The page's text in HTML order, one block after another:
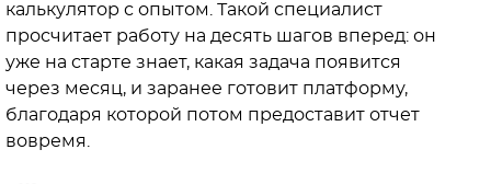
калькулятор с опытом. Такой специалист
просчитает работу на десять шагов вперед: он
уже на старте знает, какая задача появится
через месяц, и заранее готовит платформу,
благодаря которой потом предоставит отчет
вовремя.